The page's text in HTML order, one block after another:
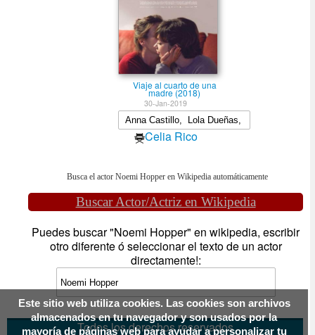
Viaje al cuarto de una
madre (2018)
30-Jan-2019
Celia Rico
Busca el actor Noemi Hopper en Wikipedia automáticamente
Buscar Actor/Actriz en Wikipedia
Puedes buscar "Noemi Hopper" en wikipedia, escribir
otro diferente ó seleccionar el texto de un actor
directamente!:
Todos los derechos reservados
Este sitio web utiliza cookies. Las cookies son archivos
almacenados en tu navegador y son usados por la
mayoría de páginas web para ayudar a personalizar tu